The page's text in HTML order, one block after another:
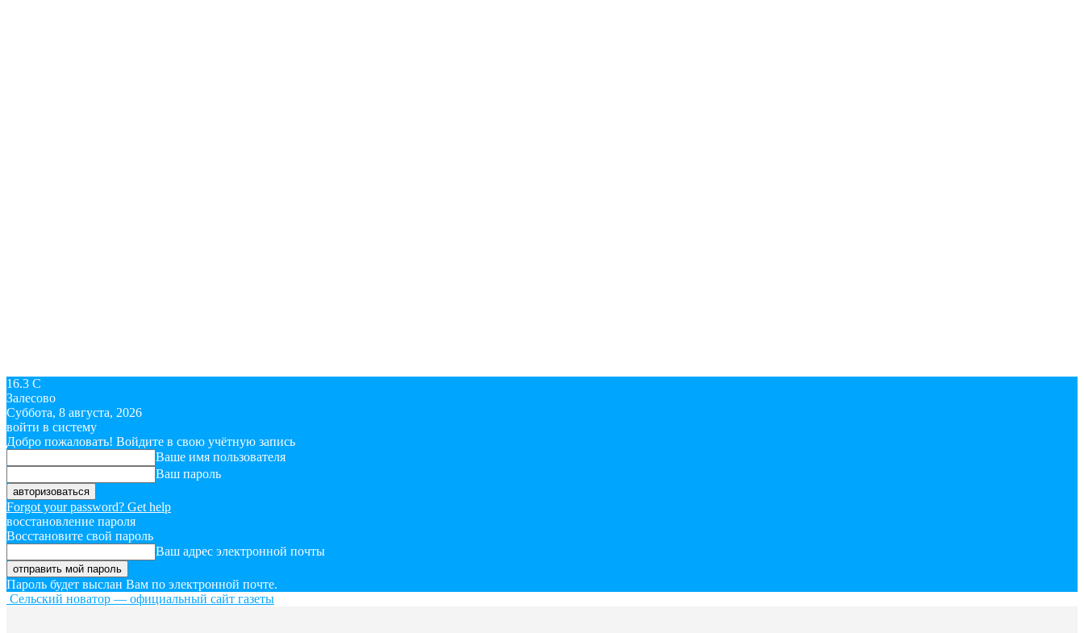
16.3 C
Залесово
Суббота, 8 августа, 2026
войти в систему
Добро пожаловать! Войдите в свою учётную запись
Ваше имя пользователя
Ваш пароль
Forgot your password? Get help
восстановление пароля
Восстановите свой пароль
Ваш адрес электронной почты
Пароль будет выслан Вам по электронной почте.
Сельский новатор — официальный сайт газеты